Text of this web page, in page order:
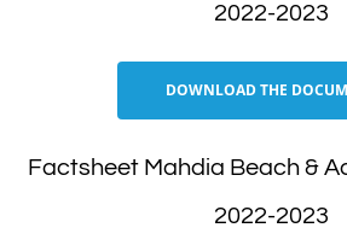
2022-2023
DOWNLOAD THE
Factsheet Mahdia Beach &
2022-2023